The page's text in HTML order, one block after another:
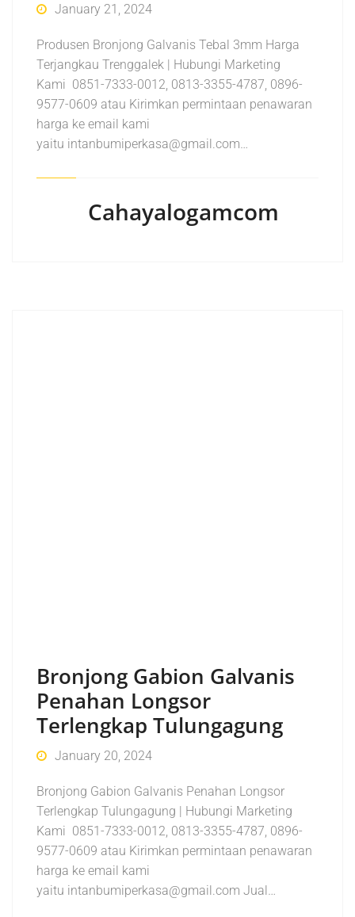
January 21, 2024
Produsen Bronjong Galvanis Tebal 3mm Harga
Terjangkau Trenggalek | Hubungi Marketing
Kami 0851-7333-0012, 0813-3355-4787, 0896-
9577-0609 atau Kirimkan permintaan penawaran
harga ke email kami
yaitu intanbumiperkasa@gmail.com…
Cahayalogamcom
Bronjong Gabion Galvanis
Penahan Longsor
Terlengkap Tulungagung
January 20, 2024
Bronjong Gabion Galvanis Penahan Longsor
Terlengkap Tulungagung | Hubungi Marketing
Kami 0851-7333-0012, 0813-3355-4787, 0896-
9577-0609 atau Kirimkan permintaan penawaran
harga ke email kami
yaitu intanbumiperkasa@gmail.com Jual…